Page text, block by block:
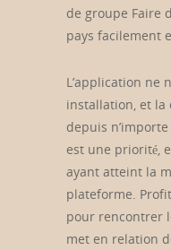
de groupe Faire
pays facilement
L’application ne
installation, et la
depuis
est une priorité,
ayant atteint la
plateforme.
pour rencontrer
met en relation